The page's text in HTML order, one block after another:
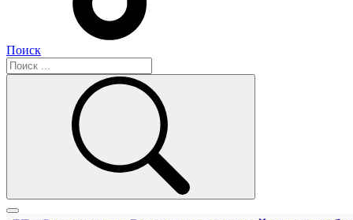
Поиск